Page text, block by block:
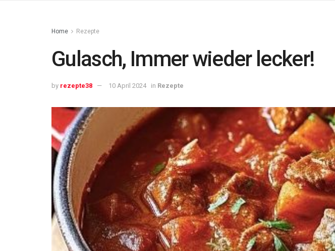
Home Rezepte
Gulasch, Immer wieder lecker!
by rezepte38 10 April 2024 in Rezepte